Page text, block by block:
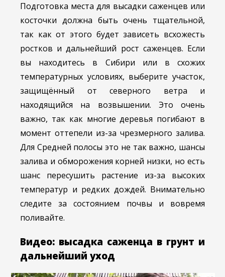
Подготовка места для высадки саженцев или
косточки должна быть очень тщательной,
так как от этого будет зависеть всхожесть
ростков и дальнейший рост саженцев. Если
вы находитесь в Сибири или в схожих
температурных условиях, выберите участок,
защищённый от северного ветра и
находящийся на возвышении. Это очень
важно, так как многие деревья погибают в
момент оттепели из-за чрезмерного залива.
Для Средней полосы это не так важно, шансы
залива и обморожения корней низки, но есть
шанс пересушить растение из-за высоких
температур и редких дождей. Внимательно
следите за состоянием почвы и вовремя
поливайте.
Видео: высадка саженца в грунт и
дальнейший уход